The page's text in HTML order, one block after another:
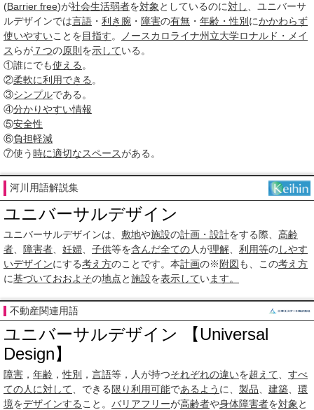
(Barrier free)が社会生活弱者を対象 としているのに対し
、ユニバーサ
ルデザインでは言語 ・ 利き腕 ・ 障害の有無 ・ 年齢・性別 にかかわらず
使いやすいことを目指す。 ノースカロライナ州立大学ロナルド・メイ
ス らが ７つの原則 を示している。
①誰にでも使える 。
②柔軟に利用できる 。
③シンプルである。
④分かりやすい情報
⑤安全性
⑥負担軽減
⑦使う時に適切なスペースがある。
河川用語解説集
ユニバーサルデザイン
ユニバーサルデザインは、 敷地や施設の計画・設計をする際、 高齢
者
障害者 妊婦 子供等を含んだ全ての人が理解 利用等のしやす
いデザインにする考え方のことです。本計画の※ 附図 も、この考え方
に基づいておおよその地点と施設を表示しています。
不動産関連用語
ユニバーサルデザイン 【Universal
Design】
障害 ， 年齢 ，性別 ， 言語等，人が持つそれぞれの違いを超えて
すべ
ての人に対して 、できる 限り利用可能であるよう に、 製品 建築
環
境をデザインする こと。 バリアフリーが高齢者や身体障害者を対象 と